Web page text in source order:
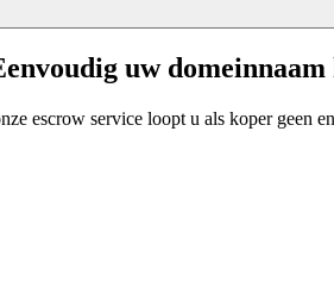
uw domeinnaam
escrow service loopt u als koper geen